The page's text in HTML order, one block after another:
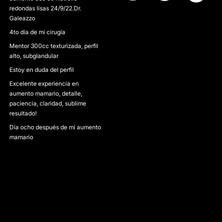
redondas lisas 24/9/22.Dr.
Galeazzo
4to día de mi cirugía
Mentor 300cc texturizada, perfil
alto, subglandular
Estoy en duda del perfil
Excelente experiencia en
aumento mamario, detalle,
paciencia, claridad, sublime
resultado!
Día ocho después de mi aumento
mamario